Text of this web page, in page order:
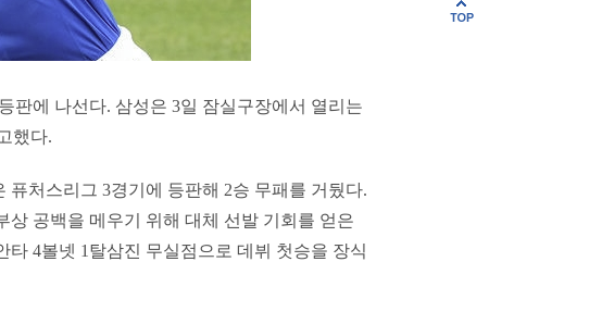
판에 나선다. 삼성은 3일 잠실구장에서 열리는
했다.
처스리그 3경기에 등판해 2승 무패를 거뒀다.
상 공백을 메우기 위해 대체 선발 기회를 얻은
타 4볼넷 1탈삼진 무실점으로 데뷔 첫승을 장식